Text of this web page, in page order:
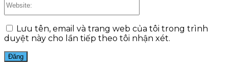
Lưu tên, email và trang web của tôi trong trình
duyệt này cho lần tiếp theo tôi nhận xét.